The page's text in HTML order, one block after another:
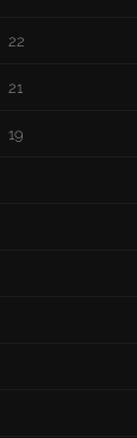
22
21
19